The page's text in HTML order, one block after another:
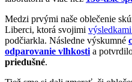
slnečným žiarením. V teste sme
O našom príbehu, technológii a
zmienok sme pre vás